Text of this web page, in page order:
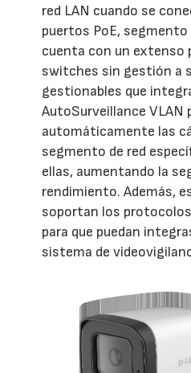
red LAN cuando se
puertos PoE, segmento
cuenta con un extenso
switches sin gestión a
gestionables que
AutoSurveillance VLAN
automáticamente las
segmento de red
ellas, aumentando la
rendimiento. Además,
soportan los
para que puedan
sistema de